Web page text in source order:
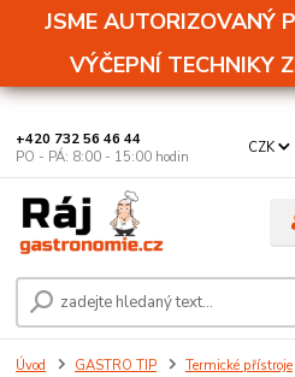
JSME AUTORIZOVANÝ
VÝČEPNÍ TECHNIKY
CZK
+420 732 56 46 44
PO - PÁ: 8:00 - 15:00 hodin
Úvod GASTRO TIP Termické přístroje